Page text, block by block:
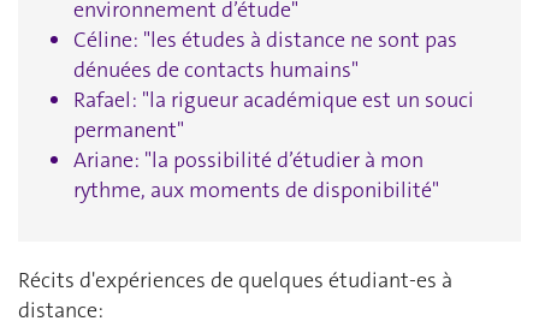
environnement d’étude"
Céline: "les études à distance ne sont pas
dénuées de contacts humains"
Rafael: "la rigueur académique est un souci
permanent"
Ariane: "la possibilité d’étudier à mon
rythme, aux moments de disponibilité"
Récits d'expériences de quelques étudiant-es à
distance: